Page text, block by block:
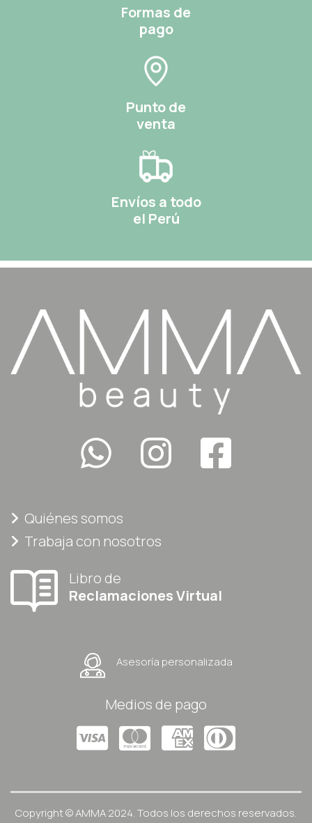
Formas de
pago
Punto de
venta
Envíos a todo
el Perú
Quiénes somos
Trabaja con nosotros
Libro de
Reclamaciones Virtual
Asesoría personalizada
Medios de pago
Copyright © AMMA 2024. Todos los derechos reservados.